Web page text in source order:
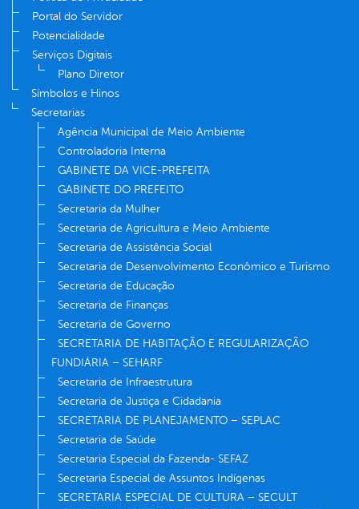
Portal do Servidor
Potencialidade
Serviços Digitais
Plano Diretor
Símbolos e Hinos
Secretarias
Agência Municipal de Meio Ambiente
Controladoria Interna
GABINETE DA VICE-PREFEITA
GABINETE DO PREFEITO
Secretaria da Mulher
Secretaria de Agricultura e Meio Ambiente
Secretaria de Assistência Social
Secretaria de Desenvolvimento Econômico e Turismo
Secretaria de Educação
Secretaria de Finanças
Secretaria de Governo
SECRETARIA DE HABITAÇÃO E REGULARIZAÇÃO
FUNDIÁRIA – SEHARF
Secretaria de Infraestrutura
Secretaria de Justiça e Cidadania
SECRETARIA DE PLANEJAMENTO – SEPLAC
Secretaria de Saúde
Secretaria Especial da Fazenda- SEFAZ
Secretaria Especial de Assuntos Indígenas
SECRETARIA ESPECIAL DE CULTURA – SECULT